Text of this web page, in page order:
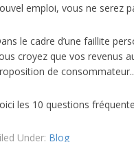
emploi, vous ne serez
le cadre d’une faillite
croyez que vos revenus
de consommateur..
les 10 questions
Under: Blog